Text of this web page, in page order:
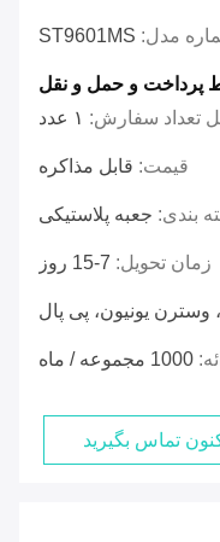
مدل: ST9601MS
پرداخت و حمل و نقل
تعداد سفارش: ۱ عدد
قیمت: قابل مذاکره
بندی: جعبه پلاستیکی
زمان تحویل: 7-15 روز
1000 مجموعه / ماه
تماس بگیرید